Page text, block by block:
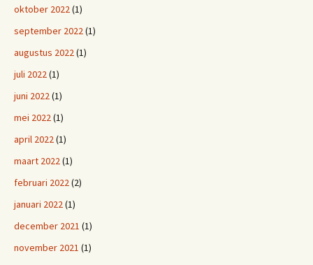
oktober 2022(1)
september 2022(1)
augustus 2022(1)
juli 2022(1)
juni 2022(1)
mei 2022(1)
april 2022(1)
maart 2022(1)
februari 2022(2)
januari 2022(1)
december 2021 (1)
november 2021 (1)